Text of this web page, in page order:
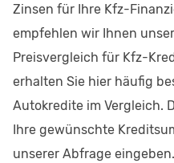
Zinsen für Ihre Kfz-
empfehlen wir Ihnen
Preisvergleich für Kfz-
erhalten Sie hier häufig
Autokredite im Vergleich.
Ihre gewünschte
unserer Abfrage eingeben.